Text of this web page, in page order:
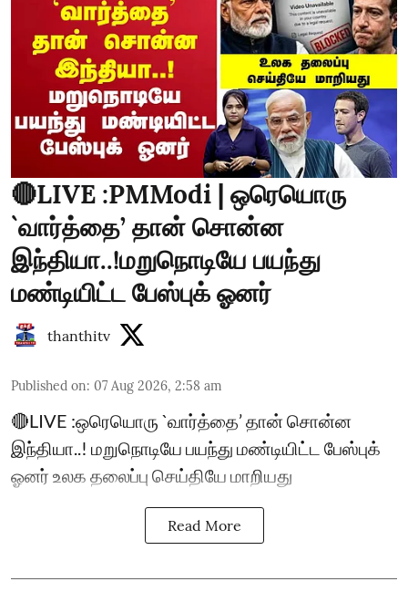
🔴LIVE :PMModi | ஒரெயொரு
`வார்த்தை’ தான் சொன்ன
இந்தியா..!மறுநொடியே பயந்து
மண்டியிட்ட பேஸ்புக் ஓனர்
thanthitv
Published on: 07 Aug 2026, 2:58 am
🔴LIVE :ஒரெயொரு `வார்த்தை’ தான் சொன்ன
இந்தியா..! மறுநொடியே பயந்து மண்டியிட்ட பேஸ்புக்
ஓனர் உலக தலைப்பு செய்தியே மாறியது
Read More